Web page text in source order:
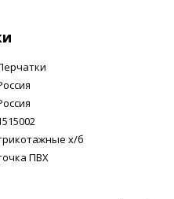
х/б
ПВХ